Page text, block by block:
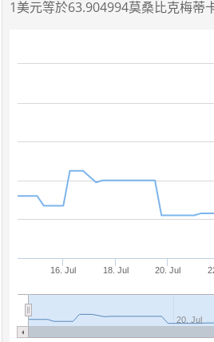
1美元等於63.904994莫桑比克梅蒂
16. Jul 18. Jul 20. Jul
20. Jul